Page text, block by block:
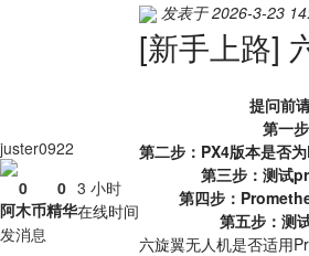
juster0922
0
阿木币
0
精华
3 小时
在线时间
发消息
发表于 2026-3-23
[新手上路]
提问前
第一
第二步：PX4版本是否
第三步：测试
第四步：
第五步：测
六旋翼无人机是否适用